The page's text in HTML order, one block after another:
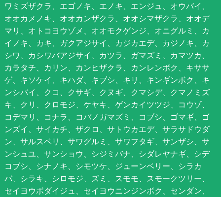
ワミズザクラ、エゴノキ、エノキ、エンジュ、オウバイ、
オオカメノキ、オオカンザクラ、オオシマザクラ、オオデ
マリ、オトコヨウゾメ、オオモクゲンジ、オニグルミ、カ
イノキ、カキ、ガクアジサイ、カジカエデ、カジノキ、カ
シワ、カシワバアジサイ、カツラ、ガマズミ、カマツカ、
カラタチ、カリン、カンヒザクラ、カンレンボク、キササ
ゲ、キソケイ、キハダ、キブシ、キリ、キンギンボク、キ
ンシバイ、クコ、クサギ、クヌギ、クマシデ、クマノミズ
キ、クリ、クロモジ、ケヤキ、ゲンカイツツジ、コウゾ、
コデマリ、コナラ、コバノガマズミ、コブシ、ゴマギ、ゴ
ンズイ、サイカチ、ザクロ、サトウカエデ、サラサドウダ
ン、サルスベリ、サワグルミ、サワフタギ、サンザシ、サ
ンシュユ、サンショウ、シジミバナ、シダレヤナギ、シデ
コブシ、シナノキ、シモツケ、ジューンベリー、シラカ
バ、シラキ、シロモジ、ズミ、スモモ、スモークツリー、
セイヨウボダイジュ、セイヨウニンジンボク、センダン、